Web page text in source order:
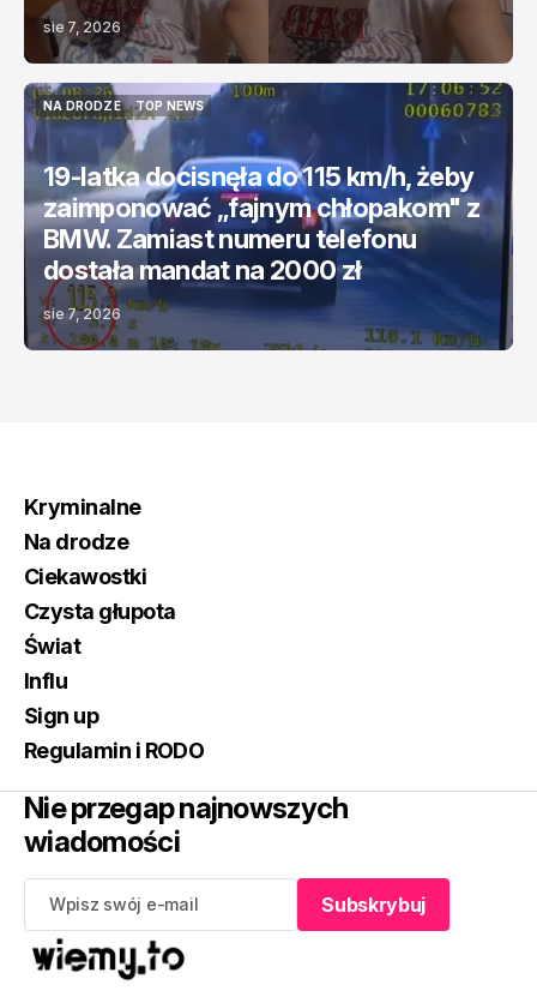
sie 7, 2026
NA DRODZE
NA DRODZE
TOP NEWS
TOP NEWS
19-latka docisnęła do 115 km/h, żeby
zaimponować „fajnym chłopakom" z
BMW. Zamiast numeru telefonu
dostała mandat na 2000 zł
sie 7, 2026
Kryminalne
Na drodze
Ciekawostki
Czysta głupota
Świat
Influ
Sign up
Regulamin i RODO
Nie przegap najnowszych
wiadomości
Subskrybuj
Subskrybuj